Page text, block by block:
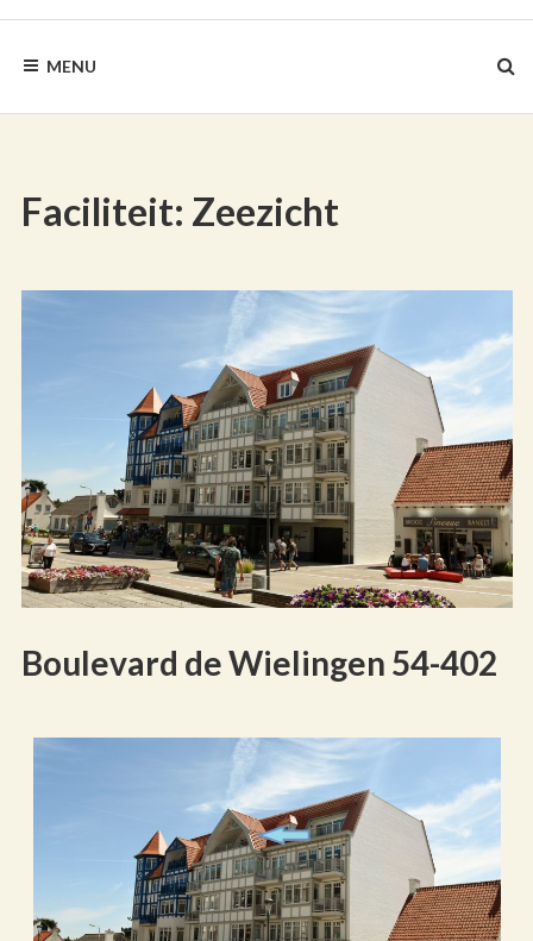
MENU
Faciliteit: Zeezicht
Boulevard de Wielingen 54-402